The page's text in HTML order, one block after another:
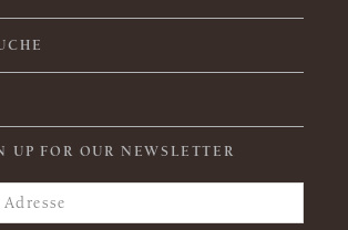
UP FOR OUR NEWSLETTER